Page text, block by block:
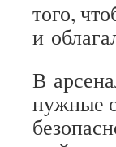
того,
и
В
нужные